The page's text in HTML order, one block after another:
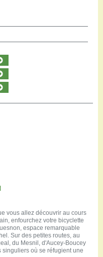
vous allez découvrir au cours
enfourchez votre bicyclette
espace remarquable
Sur des petites routes, au
du Mesnil, d'Aucey-Boucey
singuliers où se réfugient une